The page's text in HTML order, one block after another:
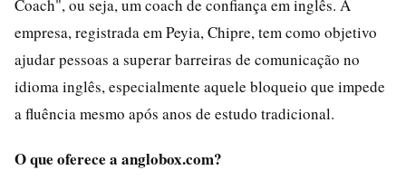
Coach", ou seja, um coach de confiança em inglês. A
empresa, registrada em Peyia, Chipre, tem como objetivo
ajudar pessoas a superar barreiras de comunicação no
idioma inglês, especialmente aquele bloqueio que impede
a fluência mesmo após anos de estudo tradicional.
O que oferece a anglobox.com?